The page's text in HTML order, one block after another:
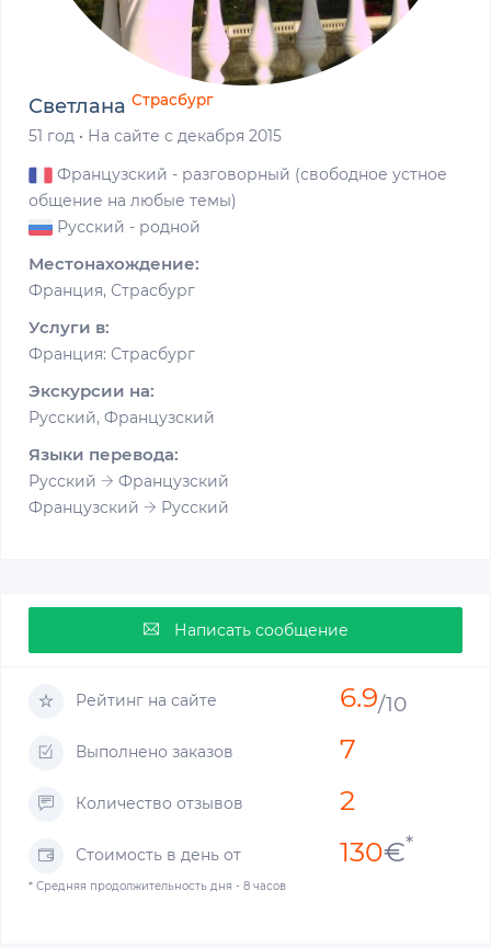
Светлана Страсбург
51 год · На сайте с декабря 2015
Французский - разговорный (свободное устное
общение на любые темы)
Русский - родной
Местонахождение:
Франция, Страсбург
Услуги в:
Франция: Страсбург
Экскурсии на:
Русский, Французский
Языки перевода:
Русский
Французский
Французский
Русский
Написать сообщение
Рейтинг на сайте 6.9/10
Выполнено заказов 7
Количество отзывов 2
Стоимость в день от 130€*
* Средняя продолжительность дня - 8 часов